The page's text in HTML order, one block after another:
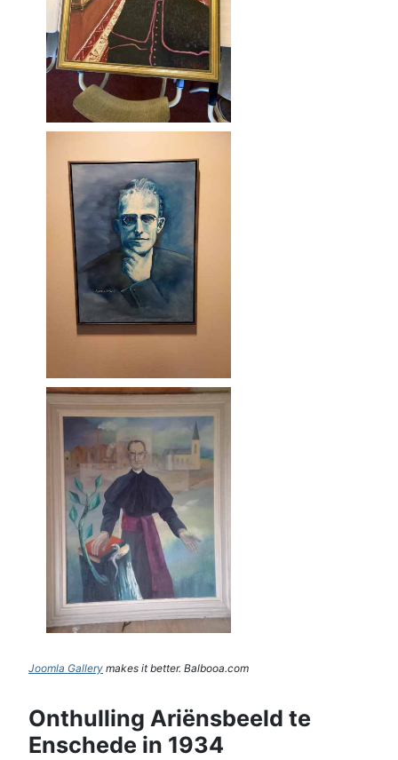
Joomla Gallery makes it better. Balbooa.com
Onthulling Ariënsbeeld te
Enschede in 1934